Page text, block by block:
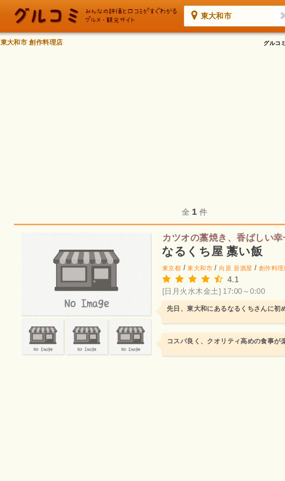
東大和市
グルコ
東大和市 創作料理店
全 1 件
カツオの藁焼き、香ばしい幸
なるくち屋 藁い飯
東京都 /東大和市/向原 居酒屋 / 創作料理
4.1
[日月火水木金土] 17:00～0:00
先日、東大和にあるなるくちさんに初
コスパ良く、クオリティ高めの食事が